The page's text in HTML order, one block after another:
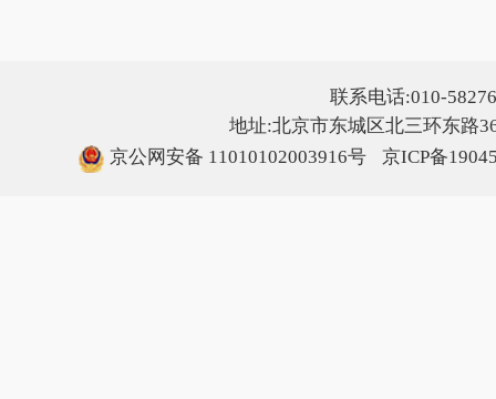
联系电话:010-
地址:北京市东城区北三环东路
京公网安备 11010102003916号
京ICP备